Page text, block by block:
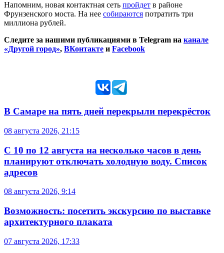
Напомним, новая контактная сеть пройдет в районе
Фрунзенского моста. На нее собираются потратить три
миллиона рублей.
Следите за нашими публикациями в Telegram на канале
«Другой город», ВКонтакте и Facebook
В Самаре на пять дней перекрыли перекрёсток
08 августа 2026, 21:15
С 10 по 12 августа на несколько часов в день
планируют отключать холодную воду. Список
адресов
08 августа 2026, 9:14
Возможность: посетить экскурсию по выставке
архитектурного плаката
07 августа 2026, 17:33